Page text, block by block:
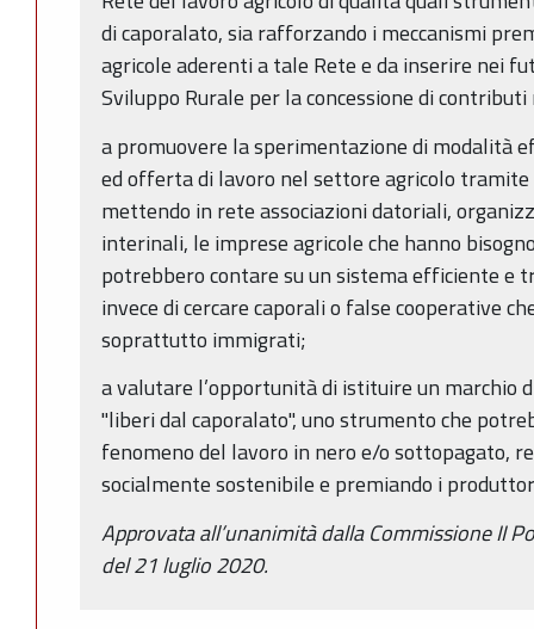
di caporalato, sia rafforzando i meccanismi
agricole aderenti a tale Rete e da inserire nei
Sviluppo Rurale per la concessione di
a promuovere la sperimentazione di modalità
ed offerta di lavoro nel settore agricolo tramite
mettendo in rete associazioni datoriali,
interinali, le imprese agricole che hanno
potrebbero contare su un sistema efficiente e
invece di cercare caporali o false cooperative
soprattutto immigrati;
a valutare l’opportunità di istituire un marchio
"liberi dal caporalato", uno strumento che
fenomeno del lavoro in nero e/o sottopagato,
socialmente sostenibile e premiando i
Approvata all’unanimità dalla Commissione II
del 21 luglio 2020.